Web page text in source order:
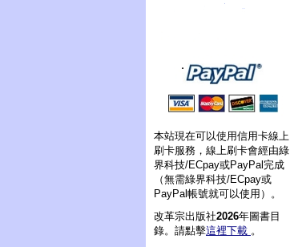
本站現在可以使用信用卡線上
刷卡服務，線上刷卡會經由綠
界科技/ECpay或PayPal完成
（無需綠界科技/ECpay或
PayPal帳號就可以使用）。
改革宗出版社2026年圖書目
錄。請點擊這裡下載 。